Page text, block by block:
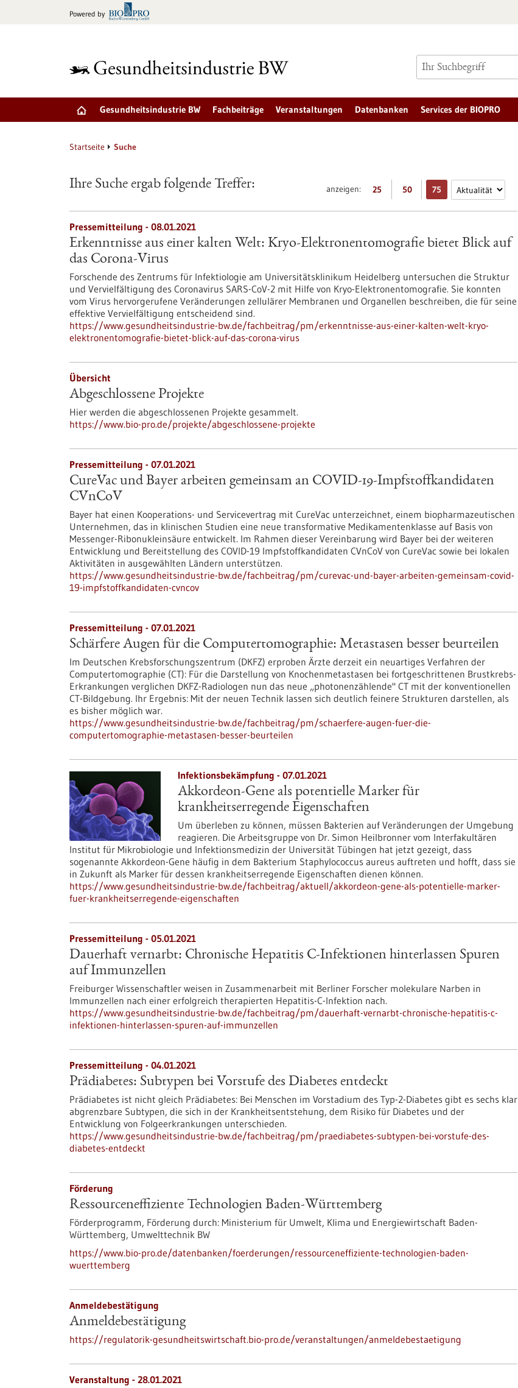
Powered by
Gesundheitsindustrie BW Fachbeiträge Veranstaltungen Datenbanken Services der BIOPRO
Startseite Suche
anzeigen: 25 50 75
Ihre Suche ergab folgende Treffer:
Pressemitteilung - 08.01.2021
Erkenntnisse aus einer kalten Welt: Kryo-Elektronentomografie bietet Blick auf
das Corona-Virus
Forschende des Zentrums für Infektiologie am Universitätsklinikum Heidelberg untersuchen die Struktur
und Vervielfältigung des Coronavirus SARS-CoV-2 mit Hilfe von Kryo-Elektronentomografie. Sie konnten
vom Virus hervorgerufene Veränderungen zellulärer Membranen und Organellen beschreiben, die für seine
effektive Vervielfältigung entscheidend sind.
https://www.gesundheitsindustrie-bw.de/fachbeitrag/pm/erkenntnisse-aus-einer-kalten-welt-kryo-
elektronentomografie-bietet-blick-auf-das-corona-virus
Übersicht
Abgeschlossene Projekte
Hier werden die abgeschlossenen Projekte gesammelt.
https://www.bio-pro.de/projekte/abgeschlossene-projekte
Pressemitteilung - 07.01.2021
CureVac und Bayer arbeiten gemeinsam an COVID-19-Impfstoffkandidaten
CVnCoV
Bayer hat einen Kooperations- und Servicevertrag mit CureVac unterzeichnet, einem biopharmazeutischen
Unternehmen, das in klinischen Studien eine neue transformative Medikamentenklasse auf Basis von
Messenger-Ribonukleinsäure entwickelt. Im Rahmen dieser Vereinbarung wird Bayer bei der weiteren
Entwicklung und Bereitstellung des COVID-19 Impfstoffkandidaten CVnCoV von CureVac sowie bei lokalen
Aktivitäten in ausgewählten Ländern unterstützen.
https://www.gesundheitsindustrie-bw.de/fachbeitrag/pm/curevac-und-bayer-arbeiten-gemeinsam-covid-
19-impfstoffkandidaten-cvncov
Pressemitteilung - 07.01.2021
Schärfere Augen für die Computertomographie: Metastasen besser beurteilen
Im Deutschen Krebsforschungszentrum (DKFZ) erproben Ärzte derzeit ein neuartiges Verfahren der
Computertomographie (CT): Für die Darstellung von Knochenmetastasen bei fortgeschrittenen Brustkrebs-
Erkrankungen verglichen DKFZ-Radiologen nun das neue „photonenzählende" CT mit der konventionellen
CT-Bildgebung. Ihr Ergebnis: Mit der neuen Technik lassen sich deutlich feinere Strukturen darstellen, als
es bisher möglich war.
https://www.gesundheitsindustrie-bw.de/fachbeitrag/pm/schaerfere-augen-fuer-die-
computertomographie-metastasen-besser-beurteilen
Infektionsbekämpfung - 07.01.2021
Akkordeon-Gene als potentielle Marker für
krankheitserregende Eigenschaften
Um überleben zu können, müssen Bakterien auf Veränderungen der Umgebung
reagieren. Die Arbeitsgruppe von Dr. Simon Heilbronner vom Interfakultären
Institut für Mikrobiologie und Infektionsmedizin der Universität Tübingen hat jetzt gezeigt, dass
sogenannte Akkordeon-Gene häufig in dem Bakterium Staphylococcus aureus auftreten und hofft, dass sie
in Zukunft als Marker für dessen krankheitserregende Eigenschaften dienen können.
https://www.gesundheitsindustrie-bw.de/fachbeitrag/aktuell/akkordeon-gene-als-potentielle-marker-
fuer-krankheitserregende-eigenschaften
Pressemitteilung - 05.01.2021
Dauerhaft vernarbt: Chronische Hepatitis C-Infektionen hinterlassen Spuren
auf Immunzellen
Freiburger Wissenschaftler weisen in Zusammenarbeit mit Berliner Forscher molekulare Narben in
Immunzellen nach einer erfolgreich therapierten Hepatitis-C-Infektion nach.
https://www.gesundheitsindustrie-bw.de/fachbeitrag/pm/dauerhaft-vernarbt-chronische-hepatitis-c-
infektionen-hinterlassen-spuren-auf-immunzellen
Pressemitteilung - 04.01.2021
Prädiabetes: Subtypen bei Vorstufe des Diabetes entdeckt
Prädiabetes ist nicht gleich Prädiabetes: Bei Menschen im Vorstadium des Typ-2-Diabetes gibt es sechs klar
abgrenzbare Subtypen, die sich in der Krankheitsentstehung, dem Risiko für Diabetes und der
Entwicklung von Folgeerkrankungen unterschieden.
https://www.gesundheitsindustrie-bw.de/fachbeitrag/pm/praediabetes-subtypen-bei-vorstufe-des-
diabetes-entdeckt
Förderung
Ressourceneffiziente Technologien Baden-Württemberg
Förderprogramm, Förderung durch: Ministerium für Umwelt, Klima und Energiewirtschaft Baden-
Württemberg, Umwelttechnik BW
https://www.bio-pro.de/datenbanken/foerderungen/ressourceneffiziente-technologien-baden-
wuerttemberg
Anmeldebestätigung
Anmeldebestätigung
https://regulatorik-gesundheitswirtschaft.bio-pro.de/veranstaltungen/anmeldebestaetigung
Veranstaltung - 28.01.2021